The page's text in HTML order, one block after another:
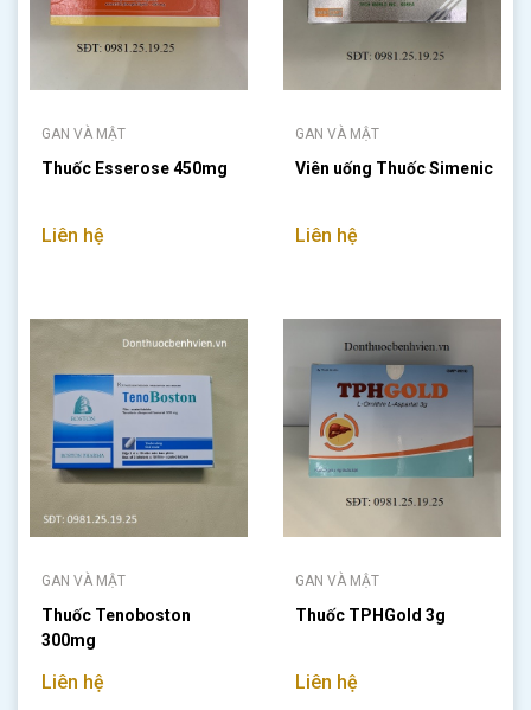
GAN VÀ MẬT
Thuốc Esserose 450mg
Liên hệ
GAN VÀ MẬT
Viên uống Thuốc Simenic
Liên hệ
GAN VÀ MẬT
Thuốc Tenoboston
300mg
Liên hệ
GAN VÀ MẬT
Thuốc TPHGold 3g
Liên hệ